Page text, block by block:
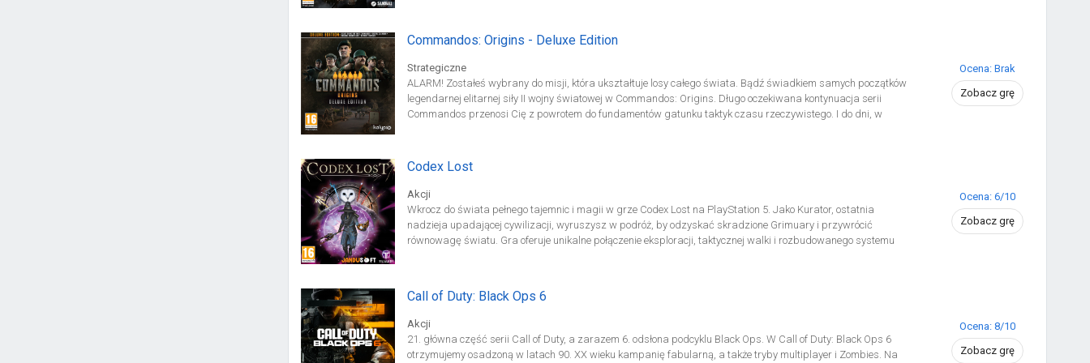
Commandos: Origins - Deluxe Edition
Strategiczne
ALARM! Zostałeś wybrany do misji, która ukształtuje losy całego świata. Bądź świadkiem samych początków
legendarnej elitarnej siły II wojny światowej w Commandos: Origins. Długo oczekiwana kontynuacja serii
Commandos przenosi Cię z powrotem do fundamentów gatunku taktyk czasu rzeczywistego. I do dni, w
Ocena: Brak
Zobacz grę
Codex Lost
Akcji
Wkrocz do świata pełnego tajemnic i magii w grze Codex Lost na PlayStation 5. Jako Kurator, ostatnia
nadzieja upadającej cywilizacji, wyruszysz w podróż, by odzyskać skradzione Grimuary i przywrócić
równowagę światu. Gra oferuje unikalne połączenie eksploracji, taktycznej walki i rozbudowanego systemu
Ocena: 6/10
Zobacz grę
Call of Duty: Black Ops 6
Akcji
21. główna część serii Call of Duty, a zarazem 6. odsłona podcyklu Black Ops. W Call of Duty: Black Ops 6
otrzymujemy osadzoną w latach 90. XX wieku kampanię fabularną, a także tryby multiplayer i Zombies. Na
Ocena: 8/10
Zobacz grę